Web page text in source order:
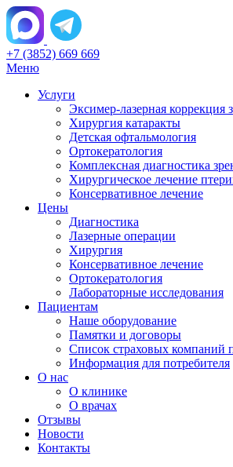
+7 (3852) 669 669
Меню
Услуги
Эксимер-лазерная коррекция
Хирургия катаракты
Детская офтальмология
Ортокератология
Комплексная диагностика
Хирургическое лечение
Консервативное лечение
Цены
Диагностика
Лазерные операции
Хирургия
Консервативное лечение
Ортокератология
Лабораторные исследования
Пациентам
Наше оборудование
Памятки и договоры
Список страховых
Информация для потребителя
О нас
О клинике
О врачах
Отзывы
Новости
Контакты